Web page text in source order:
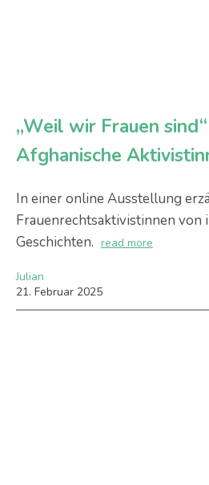
„Weil wir Frauen
Afghanische
In einer online Ausstellung
Frauenrechtsaktivistinnen von
Geschichten. read more
Julian
21. Februar 2025